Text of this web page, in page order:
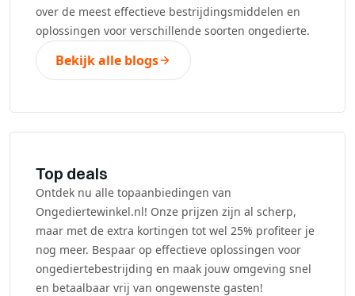
over de meest effectieve bestrijdingsmiddelen en
oplossingen voor verschillende soorten ongedierte.
Bekijk alle blogs
Top deals
Ontdek nu alle topaanbiedingen van
Ongediertewinkel.nl! Onze prijzen zijn al scherp,
maar met de extra kortingen tot wel 25% profiteer je
nog meer. Bespaar op effectieve oplossingen voor
ongediertebestrijding en maak jouw omgeving snel
en betaalbaar vrij van ongewenste gasten!